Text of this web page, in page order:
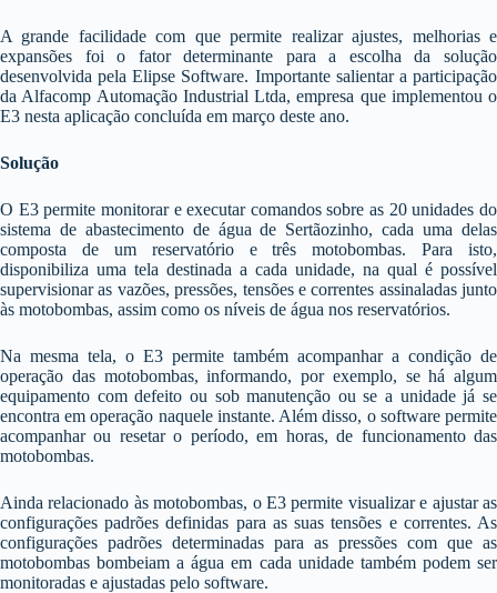
A grande facilidade com que permite realizar ajustes, melhorias e
expansões foi o fator determinante para a escolha da solução
desenvolvida pela Elipse Software. Importante salientar a participação
da Alfacomp Automação Industrial Ltda, empresa que implementou o
E3 nesta aplicação concluída em março deste ano.
Solução
O E3 permite monitorar e executar comandos sobre as 20 unidades do
sistema de abastecimento de água de Sertãozinho, cada uma delas
composta de um reservatório e três motobombas. Para isto,
disponibiliza uma tela destinada a cada unidade, na qual é possível
supervisionar as vazões, pressões, tensões e correntes assinaladas junto
às motobombas, assim como os níveis de água nos reservatórios.
Na mesma tela, o E3 permite também acompanhar a condição de
operação das motobombas, informando, por exemplo, se há algum
equipamento com defeito ou sob manutenção ou se a unidade já se
encontra em operação naquele instante. Além disso, o software permite
acompanhar ou resetar o período, em horas, de funcionamento das
motobombas.
Ainda relacionado às motobombas, o E3 permite visualizar e ajustar as
configurações padrões definidas para as suas tensões e correntes. As
configurações padrões determinadas para as pressões com que as
motobombas bombeiam a água em cada unidade também podem ser
monitoradas e ajustadas pelo software.